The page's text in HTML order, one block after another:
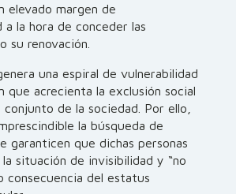
elevado margen de
a la hora de conceder las
su renovación.
una espiral de vulnerabilidad
que acrecienta la exclusión social
de la sociedad. Por ello,
la búsqueda de
garanticen que dichas personas
situación de invisibilidad y “no
consecuencia del estatus